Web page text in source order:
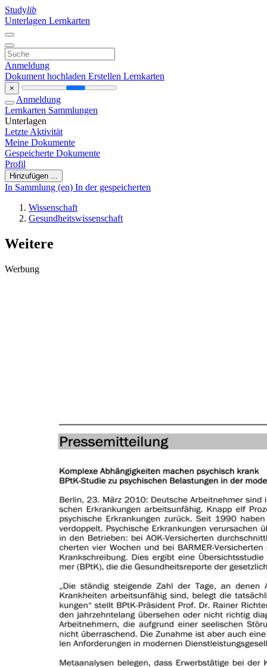
Studylib
Unterlagen Lernkarten
Anmeldung
Dokument hochladen Erstellen Lernkarten
×
Anmeldung
Lernkarten Sammlungen
Unterlagen
Letzte Aktivität
Meine Dokumente
Gespeicherte Dokumente
Profil
Hinzufügen ...
In Sammlung (en) In der gespeicherten
Wissenschaft
Gesundheitswissenschaft
Weitere
Werbung